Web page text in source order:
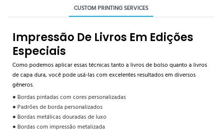
CUSTOM PRINTING SERVICES
Impressão De Livros Em Edições
Especiais
Como podemos aplicar essas técnicas tanto a livros de bolso quanto a livros
de capa dura, você pode usá-las com excelentes resultados em diversos
gêneros.
● Bordas pintadas com cores personalizadas
● Padrões de borda personalizados
● Bordas metálicas douradas de luxo
● Bordas com impressão metalizada